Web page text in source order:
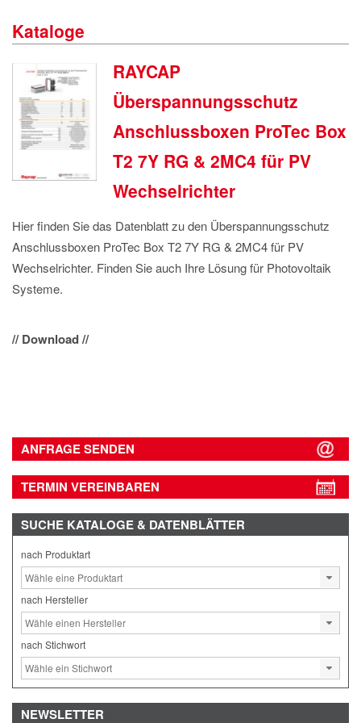
DATENSCHUTZ
Kataloge
RAYCAP
Überspannungsschutz
Anschlussboxen ProTec Box
T2 7Y RG & 2MC4 für PV
Wechselrichter
Hier finden Sie das Datenblatt zu den Überspannungsschutz
Anschlussboxen ProTec Box T2 7Y RG & 2MC4 für PV
Wechselrichter. Finden Sie auch Ihre Lösung für Photovoltaik
Systeme.
// Download //
ANFRAGE SENDEN
TERMIN VEREINBAREN
SUCHE KATALOGE & DATENBLÄTTER
nach Produktart
nach Hersteller
nach Stichwort
NEWSLETTER